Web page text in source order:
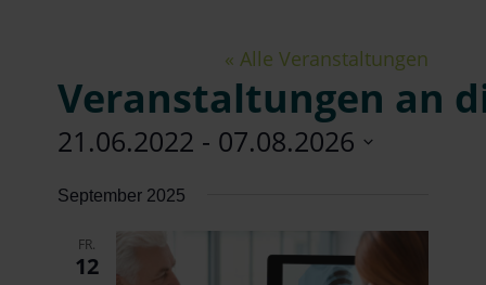
« Alle Veranstaltungen
Veranstaltungen an
21.06.2022 - 07.08.2026
wählen.
September 2025
FR.
12